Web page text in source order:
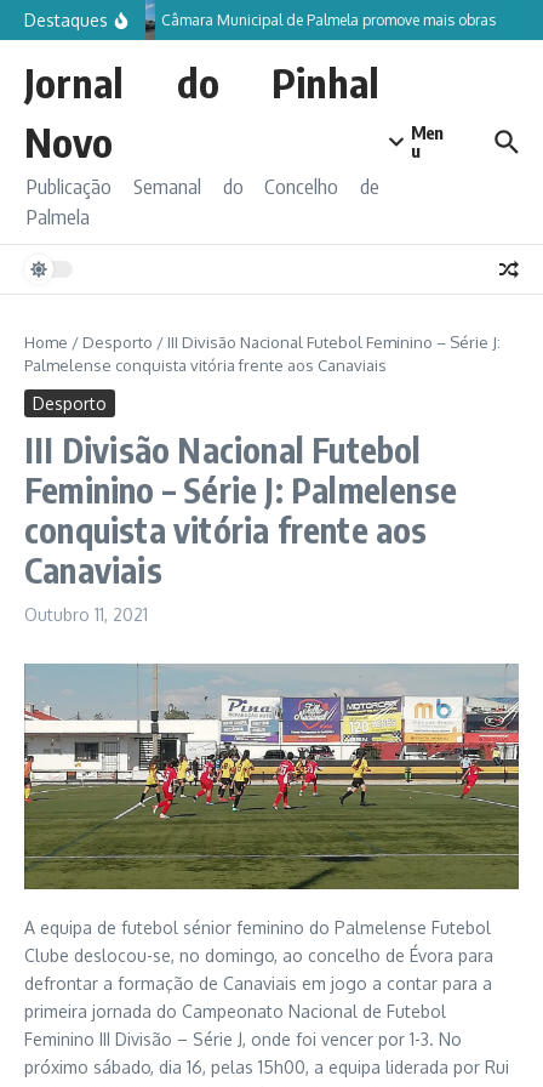
Ir para o conteúdo
Destaques Câmara Municipal de Palmela promove mais obras
Jornal do Pinhal
Novo
Publicação Semanal do Concelho de
Palmela
Men
u
Home / Desporto / III Divisão Nacional Futebol Feminino – Série J:
Palmelense conquista vitória frente aos Canaviais
Desporto
III Divisão Nacional Futebol
Feminino – Série J: Palmelense
conquista vitória frente aos
Canaviais
Outubro 11, 2021
A equipa de futebol sénior feminino do Palmelense Futebol
Clube deslocou-se, no domingo, ao concelho de Évora para
defrontar a formação de Canaviais em jogo a contar para a
primeira jornada do Campeonato Nacional de Futebol
Feminino III Divisão – Série J, onde foi vencer por 1-3. No
próximo sábado, dia 16, pelas 15h00, a equipa liderada por Rui